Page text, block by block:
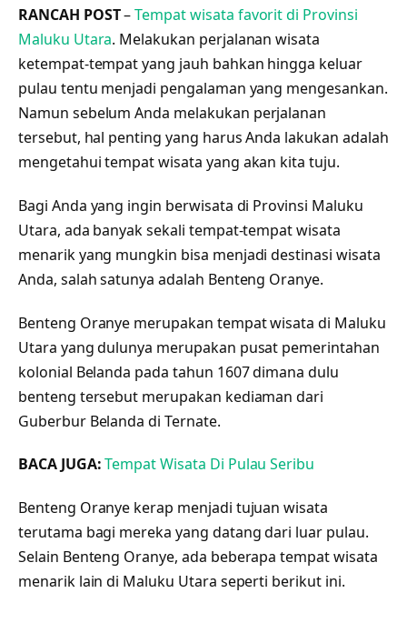
RANCAH POST–Tempat wisata favorit di Provinsi
Maluku Utara. Melakukan perjalanan wisata
ketempat-tempat yang jauh bahkan hingga keluar
pulau tentu menjadi pengalaman yang mengesankan.
Namun sebelum Anda melakukan perjalanan
tersebut, hal penting yang harus Anda lakukan adalah
mengetahui tempat wisata yang akan kita tuju.
Bagi Anda yang ingin berwisata di Provinsi Maluku
Utara, ada banyak sekali tempat-tempat wisata
menarik yang mungkin bisa menjadi destinasi wisata
Anda, salah satunya adalah Benteng Oranye.
Benteng Oranye merupakan tempat wisata di Maluku
Utara yang dulunya merupakan pusat pemerintahan
kolonial Belanda pada tahun 1607 dimana dulu
benteng tersebut merupakan kediaman dari
Guberbur Belanda di Ternate.
BACA JUGA: Tempat Wisata Di Pulau Seribu
Benteng Oranye kerap menjadi tujuan wisata
terutama bagi mereka yang datang dari luar pulau.
Selain Benteng Oranye, ada beberapa tempat wisata
menarik lain di Maluku Utara seperti berikut ini.